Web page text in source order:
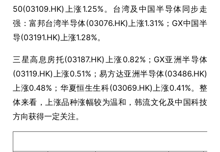
50(03109.HK)上涨1.25%。台湾及中国半导体同步走
强：富邦台湾半导体(03076.HK)上涨1.31%；GX中国半
导(03191.HK)上涨1.28%。
三星高息房托(03187.HK)上涨0.82%；GX亚洲半导体
(03119.HK)上涨0.51%；易方达亚洲半导体(03486.HK)
上涨0.48%；华夏恒生生科(03069.HK)上涨0.41%。整
体来看，上涨品种涨幅较为温和，韩流文化及中国科技
方向获得一定关注。